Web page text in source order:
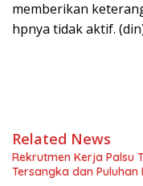
memberikan
hpnya tidak aktif.
Related News
Rekrutmen Kerja Palsu
Tersangka dan Puluhan